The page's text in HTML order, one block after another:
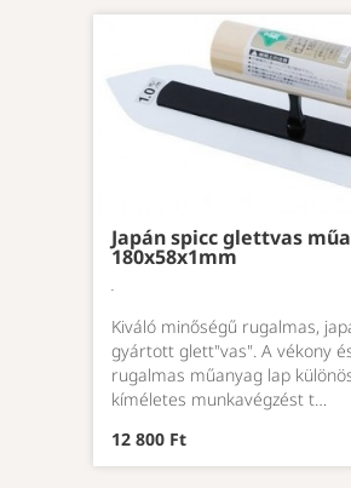
Japán spicc glettvas
180x58x1mm
.
Kiváló minőségű rugalmas,
gyártott glett"vas". A vékony
rugalmas műanyag lap
kíméletes munkavégzést t…
12 800 Ft